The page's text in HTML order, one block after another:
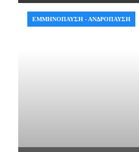
ΕΜΜΗΝΌΠΑΥΣΗ - ΑΝΔΡΌΠΑΥΣΗ